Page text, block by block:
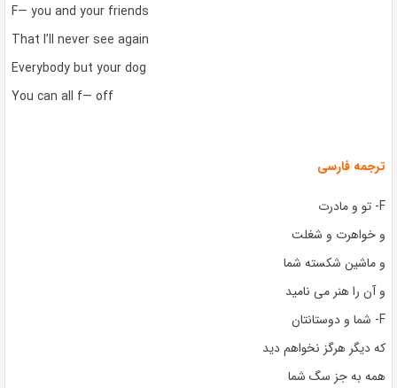
F— you and your friends
That I’ll never see again
Everybody but your dog
You can all f— off
ترجمه فارسی
F- تو و مادرت
و خواهرت و شغلت
و ماشین شکسته شما
و آن را هنر می نامید
F- شما و دوستانتان
که دیگر هرگز نخواهم دید
همه به جز سگ شما